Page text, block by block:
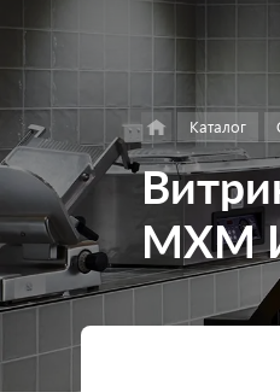
Каталог
МХМ